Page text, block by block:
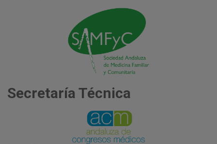
Secretaría Técnica